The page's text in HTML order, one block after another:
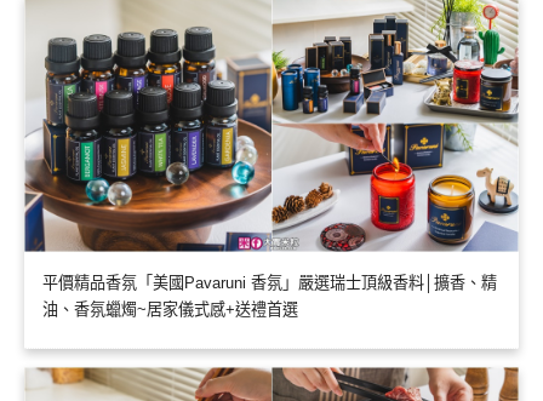
平價精品香氛「美國Pavaruni 香氛」嚴選瑞士頂級香料│擴香、精
油、香氛蠟燭~居家儀式感+送禮首選